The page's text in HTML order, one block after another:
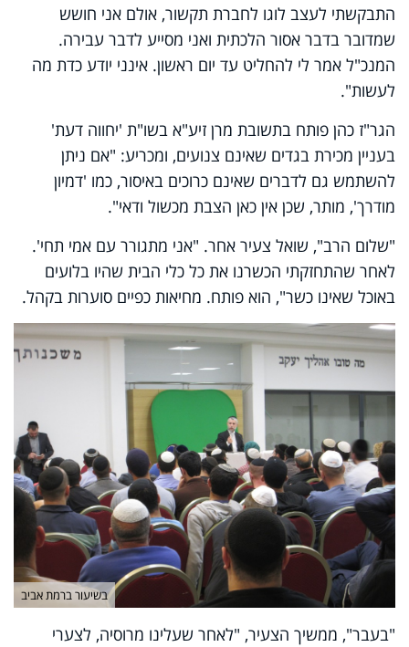
התבקשתי לעצב לוגו לחברת תקשור, אולם אני חושש
שמדובר בדבר אסור הלכתית ואני מסייע לדבר עבירה.
המנכ"ל אמר לי להחליט עד יום ראשון. אינני יודע כדת מה
לעשות".
הגר"ז כהן פותח בתשובת מרן זיע"א בשו"ת 'יחווה דעת'
בעניין מכירת בגדים שאינם צנועים, ומכריע: "אם ניתן
להשתמש גם לדברים שאינם כרוכים באיסור, כמו 'דמיון
מודרך', מותר, שכן אין כאן הצבת מכשול ודאי".
"שלום הרב", שואל צעיר אחר. "אני מתגורר עם אמי תחי'.
לאחר שהתחזקתי הכשרנו את כל כלי הבית שהיו בלועים
באוכל שאינו כשר", הוא פותח. מחיאות כפיים סוערות בקהל.
בשיעור ברמת אביב
"בעבר", ממשיך הצעיר, "לאחר שעלינו מרוסיה, לצערי